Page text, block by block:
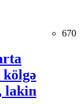
670
lakin